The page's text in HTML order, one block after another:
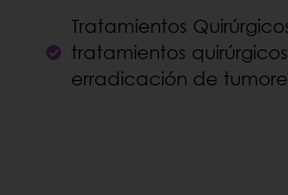
Tratamientos
tratamientos
erradicación de